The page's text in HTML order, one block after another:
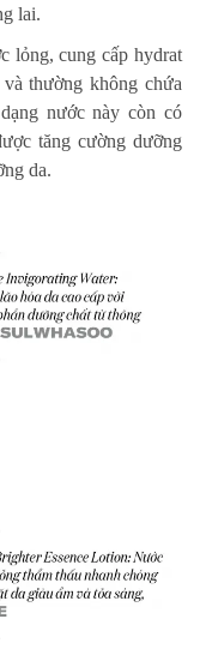
lai.
lỏng, cung cấp hydrat
thường không chứa
nước này còn có
tăng cường dưỡng
da.